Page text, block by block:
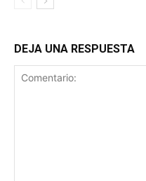
DEJA UNA RESPUESTA